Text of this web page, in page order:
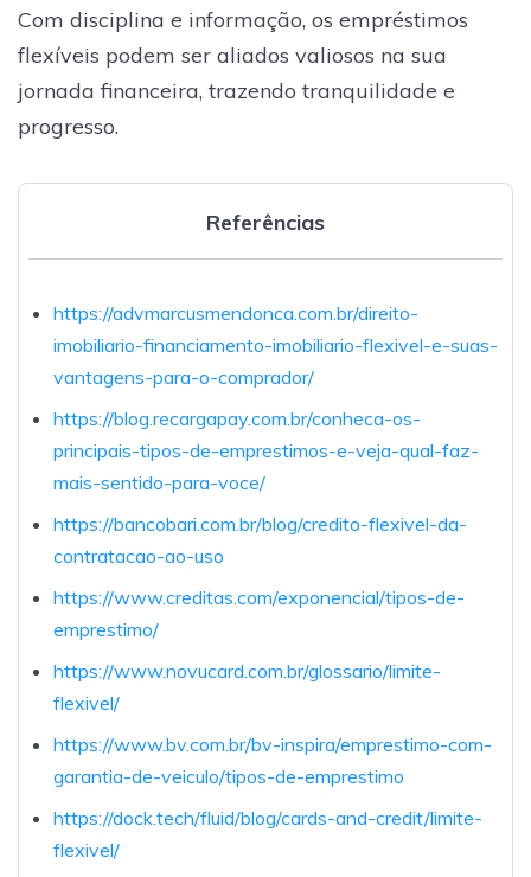
Com disciplina e informação, os empréstimos
flexíveis podem ser aliados valiosos na sua
jornada financeira, trazendo tranquilidade e
progresso.
Referências
https://advmarcusmendonca.com.br/direito-
imobiliario-financiamento-imobiliario-flexivel-e-suas-
vantagens-para-o-comprador/
https://blog.recargapay.com.br/conheca-os-
principais-tipos-de-emprestimos-e-veja-qual-faz-
mais-sentido-para-voce/
https://bancobari.com.br/blog/credito-flexivel-da-
contratacao-ao-uso
https://www.creditas.com/exponencial/tipos-de-
emprestimo/
https://www.novucard.com.br/glossario/limite-
flexivel/
https://www.bv.com.br/bv-inspira/emprestimo-com-
garantia-de-veiculo/tipos-de-emprestimo
https://dock.tech/fluid/blog/cards-and-credit/limite-
flexivel/